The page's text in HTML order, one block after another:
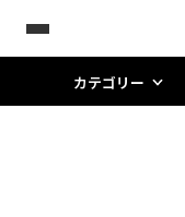
カテゴリー